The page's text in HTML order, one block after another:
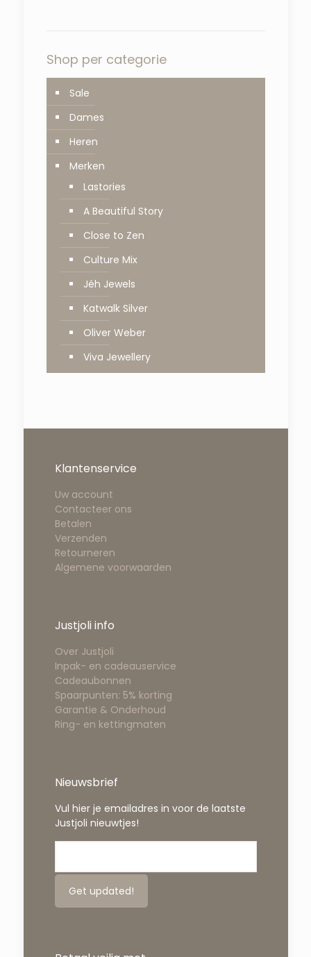
Shop per categorie
Sale
Dames
Heren
Merken
Lastories
A Beautiful Story
Close to Zen
Culture Mix
Jéh Jewels
Katwalk Silver
Oliver Weber
Viva Jewellery
Klantenservice
Uw account
Contacteer ons
Betalen
Verzenden
Retourneren
Algemene voorwaarden
Justjoli info
Over Justjoli
Inpak- en cadeauservice
Cadeaubonnen
Spaarpunten: 5% korting
Garantie & Onderhoud
Ring- en kettingmaten
Nieuwsbrief
Vul hier je emailadres in voor de laatste
Justjoli nieuwtjes!